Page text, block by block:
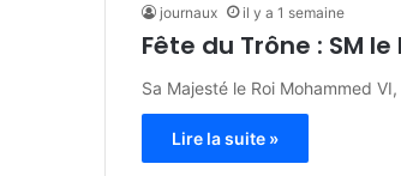
journaux il y a 1 semaine
Fête du Trône : SM
Sa Majesté le Roi Mohammed
Lire la suite »